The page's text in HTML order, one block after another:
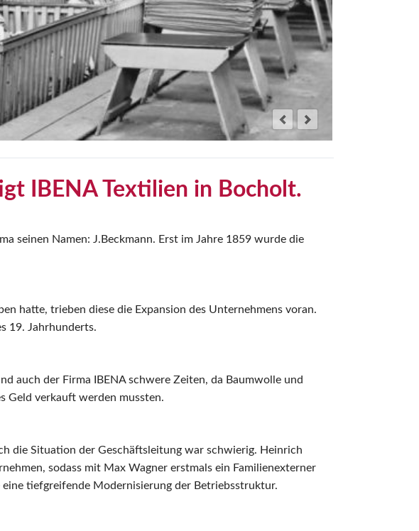
IBENA Textilien in Bocholt.
seinen Namen: J.Beckmann. Erst im Jahre 1859 wurde die
hatte, trieben diese die Expansion des Unternehmens voran.
19. Jahrhunderts.
auch der Firma IBENA schwere Zeiten, da Baumwolle und
Geld verkauft werden mussten.
die Situation der Geschäftsleitung war schwierig. Heinrich
sodass mit Max Wagner erstmals ein Familienexterner
tiefgreifende Modernisierung der Betriebsstruktur.